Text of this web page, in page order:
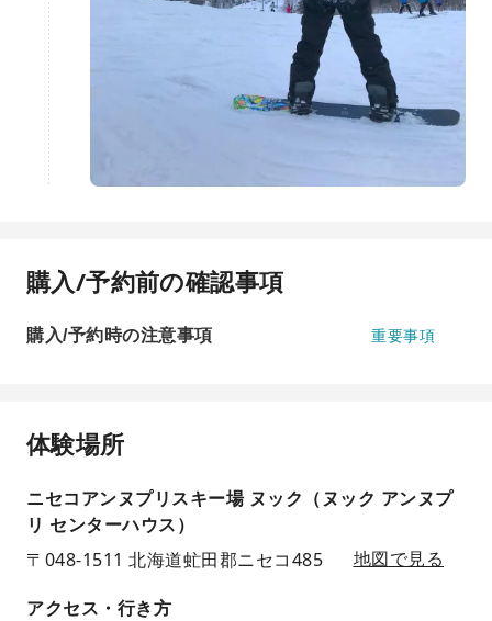
購入/予約前の確認事項
購入/予約時の注意事項 重要事項
体験場所
ニセコアンヌプリスキー場 ヌック（ヌック アンヌプ
リ センターハウス）
〒048-1511 北海道虻田郡ニセコ485
地図で見る
アクセス・行き方